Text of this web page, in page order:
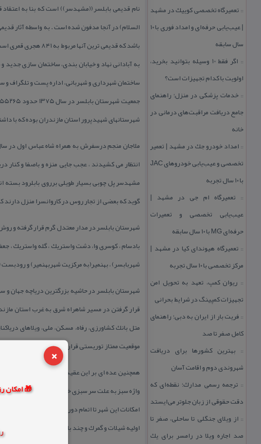
×
🎁 امکان رزرو بیش از 1000
:: تعمیرگاه تخصصی كوییك در مشهد
| عیب‌یابی حرفه‌ای و امداد فوری با ۱۰
سال سابقه
::
اگر فقط 10 وسیله بتوانید بخرید،
اولویت با كدام تجهیزات است؟
:: خدمات پزشكی در منزل؛ راهنمای
جامع دریافت مراقبت‌های درمانی در
خانه
:: امداد خودرو جك در مشهد | تعمیر
تخصصی و عیب‌یابی خودروهای JAC
با ۱۰ سال تجربه
:: تعمیرگاه ام جی در مشهد |
عیب‌یابی تخصصی و تعمیرات
حرفه‌ای MG با ۱۰ سال سابقه
:: تعمیرگاه هیوندای كیا در مشهد |
مركز تخصصی با ۱۰ سال تجربه
:: ریوان كمپ، تعهد به تحویل امن
تجهیزات كمپینگ در شرایط بحرانی
:: فریت بار از ایران به دبی؛ راهنمای
كامل صفر تا صد
:: بهترین كشورها برای دریافت
شهروندی دوم و اقامت آسان
:: ترجمه رسمی مدارك؛ نقطه‌ای كه
دقت حقوقی از زبان جلوتر می‌ایستد
:: از ویلای جنگلی تا ساحلی، صفر تا
صد اجاره ویلا در رامسر برای یك
نام قدیمی بابلسر ((مشهدسر)) است كه بنا به
السلام) در آنجا مدفون شده است . به واسطه آثار
به آبادانی نهاد و خیابان بندی، ساختمان سازی
ساختمان شهرداری و شهربانی، اداره پست و تلگراف
شهرستانهای شهیدپرور استان مازندران بوده كه با داشتن ۶۸۸ شهید ، ۲۰۲۷ جانباز و ۱۲۱ آزاده نقش موثری در جنگ تحمیلی
مشهدسر پل چوبی بسیار طویلی برروی بابلرود
گوید كه بعضی از تجار روس در كاروانسرا منزل
شهرستان بابلسر در مدار معتدل گرم قرار گرفته و
شهربابسر) ، بهنمیر(به مركزیت شهربهنمیر) و
شهرستان بابلسر در حاشیه بزرگترین دریاچه جهان و
قرار گرفتن در مسیر شاهراه شرق به غرب استان
متل بانك كشاورزی، رفاه، مسكن، ملی، ویلاهای
موقعیت ممتاز توریستی قرار داده است.
همچنین عده ای بر این عقیده اند كه قدیمیترین
واژه سبز به علت سر سبزی خرمی و زیبایی منطقه بوده
امكانات این شهر تا اتمام دوره قاجاریه توسعه
اولیه شیلات و گمرك و چند باب مغازه بیش نبود.